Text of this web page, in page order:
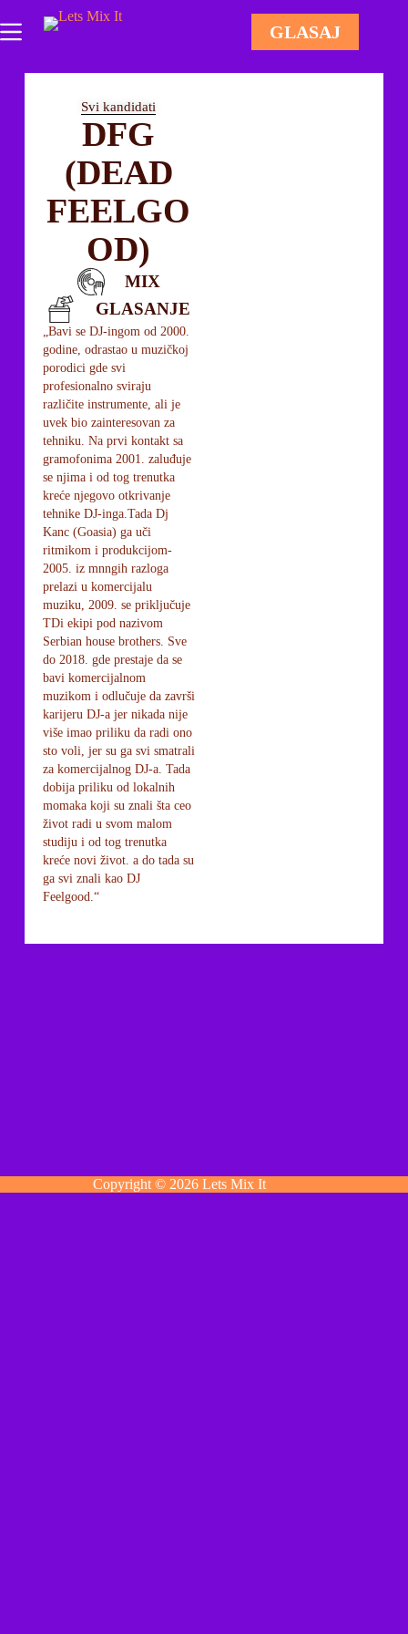
GLASAJ
Svi kandidati
DFG
(DEAD
FEELGO
OD)
MIX
GLASANJE
„Bavi se DJ-ingom od 2000.
godine, odrastao u muzičkoj
porodici gde svi
profesionalno sviraju
različite instrumente, ali je
uvek bio zainteresovan za
tehniku. Na prvi kontakt sa
gramofonima 2001. zaluđuje
se njima i od tog trenutka
kreće njegovo otkrivanje
tehnike DJ-inga.Tada Dj
Kanc (Goasia) ga uči
ritmikom i produkcijom-
2005. iz mnngih razloga
prelazi u komercijalu
muziku, 2009. se priključuje
TDi ekipi pod nazivom
Serbian house brothers. Sve
do 2018. gde prestaje da se
bavi komercijalnom
muzikom i odlučuje da završi
karijeru DJ-a jer nikada nije
više imao priliku da radi ono
sto voli, jer su ga svi smatrali
za komercijalnog DJ-a. Tada
dobija priliku od lokalnih
momaka koji su znali šta ceo
život radi u svom malom
studiju i od tog trenutka
kreće novi život. a do tada su
ga svi znali kao DJ
Feelgood.“
Copyright © 2026 Lets Mix It